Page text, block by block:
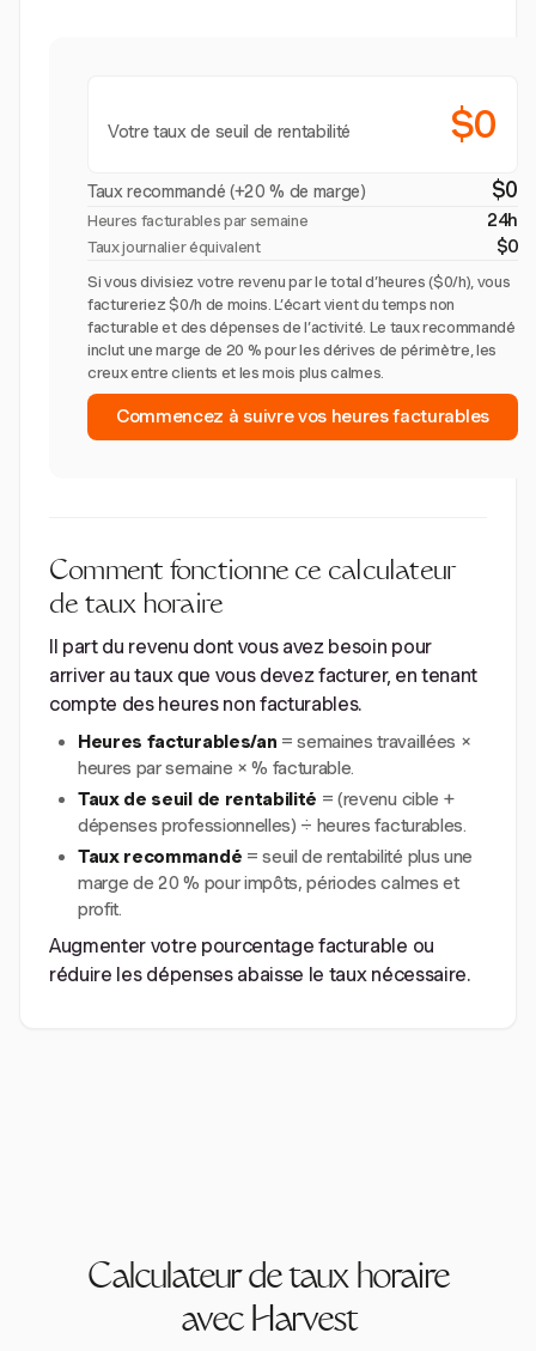
Votre taux de seuil de rentabilité $0
Taux recommandé (+20 % de marge) $0
Heures facturables par semaine 24h
Taux journalier équivalent $0
Si vous divisiez votre revenu par le total d’heures ($0/h), vous
factureriez $0/h de moins. L’écart vient du temps non
facturable et des dépenses de l’activité. Le taux recommandé
inclut une marge de 20 % pour les dérives de périmètre, les
creux entre clients et les mois plus calmes.
Commencez à suivre vos heures facturables
Comment fonctionne ce calculateur
de taux horaire
Il part du revenu dont vous avez besoin pour
arriver au taux que vous devez facturer, en tenant
compte des heures non facturables.
Heures facturables/an = semaines travaillées ×
heures par semaine × % facturable.
Taux de seuil de rentabilité = (revenu cible +
dépenses professionnelles) ÷ heures facturables.
Taux recommandé = seuil de rentabilité plus une
marge de 20 % pour impôts, périodes calmes et
profit.
Augmenter votre pourcentage facturable ou
réduire les dépenses abaisse le taux nécessaire.
Calculateur de taux horaire
avec Harvest